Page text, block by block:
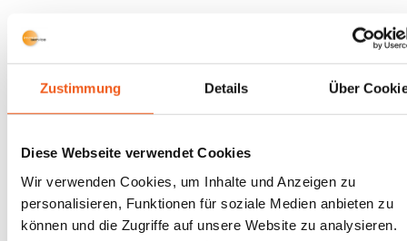
Zustimmung Details Über
Diese Webseite verwendet Cookies
Wir verwenden Cookies, um Inhalte und Anzeigen zu
personalisieren, Funktionen für soziale Medien anbieten zu
können und die Zugriffe auf unsere Website zu analysieren.